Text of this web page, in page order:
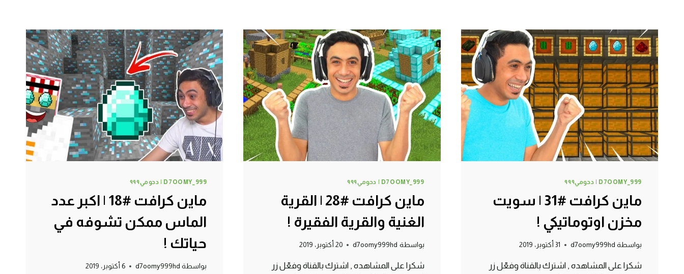
D7OOMY_999 | دحومي٩٩٩
ماين كرافت #31 | سويت
مخزن اوتوماتيكي !
بواسطة d7oomy999hd 31 أكتوبر، 2019
شكرا على المشاهده , اشترك بالقناة وفعّل زر
D7OOMY_999 | دحومي٩٩٩
ماين كرافت #28 | القرية
الغنية والقرية الفقيرة !
بواسطة d7oomy999hd 20 أكتوبر، 2019
شكرا على المشاهده , اشترك بالقناة وفعّل زر
D7OOMY_999 | دحومي٩٩٩
ماين كرافت #18 | اكبر عدد
الماس ممكن تشوفه في
حياتك !
بواسطة d7oomy999hd 6 أكتوبر، 2019